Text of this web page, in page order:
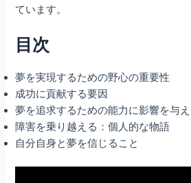
ています。
目次
夢を実現するための野心の重要性
成功に貢献する要因
夢を追求するための能力に影響を与
障害を乗り越える：個人的な物語
自分自身と夢を信じること